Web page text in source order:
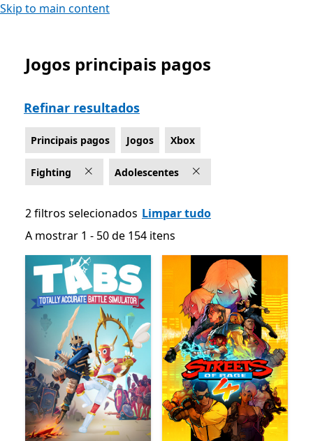
Skip to main content
List Microsoft.com
Jogos principais pagos
Refinar resultados
Principais pagos Jogos Xbox
Fighting Adolescentes
2 filtros selecionados Limpar tudo
A mostrar 1 - 50 de 154 itens
A mostrar 1 - 50 de 154 itens